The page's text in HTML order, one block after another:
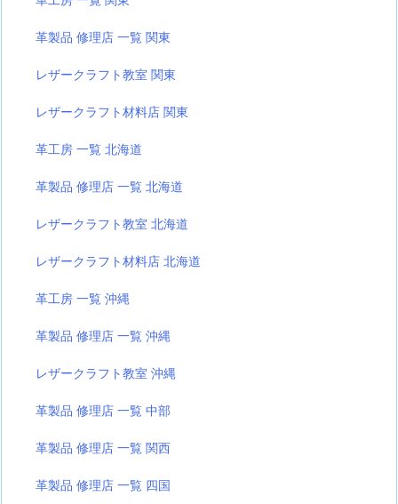
革製品 修理店 一覧 関東
レザークラフト教室 関東
レザークラフト材料店 関東
革工房 一覧 北海道
革製品 修理店 一覧 北海道
レザークラフト教室 北海道
レザークラフト材料店 北海道
革工房 一覧 沖縄
革製品 修理店 一覧 沖縄
レザークラフト教室 沖縄
革製品 修理店 一覧 中部
革製品 修理店 一覧 関西
革製品 修理店 一覧 四国